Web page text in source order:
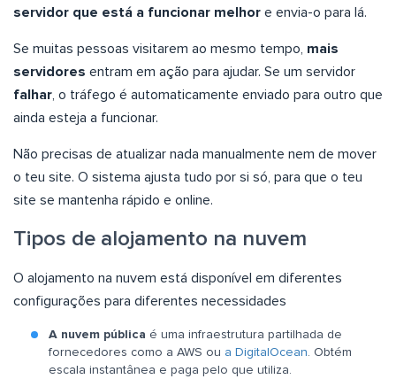
servidor que está a funcionar melhor e envia-o para lá.
Se muitas pessoas visitarem ao mesmo tempo, mais
servidores entram em ação para ajudar. Se um servidor
falhar , o tráfego é automaticamente enviado para outro que
ainda esteja a funcionar.
Não precisas de atualizar nada manualmente nem de mover
o teu site. O sistema ajusta tudo por si só, para que o teu
site se mantenha rápido e online.
Tipos de alojamento na nuvem
O alojamento na nuvem está disponível em diferentes
configurações para diferentes necessidades
A nuvem pública é uma infraestrutura partilhada de
fornecedores como a AWS ou a DigitalOcean. Obtém
escala instantânea e paga pelo que utiliza.